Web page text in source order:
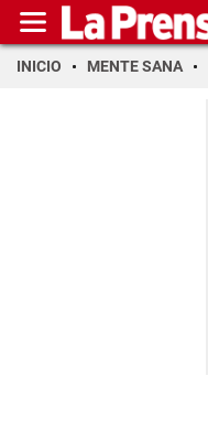
INICIO MENTE SANA